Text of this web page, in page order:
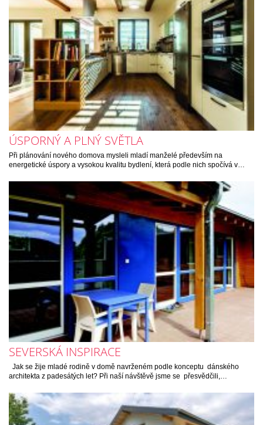
ÚSPORNÝ A PLNÝ SVĚTLA
Při plánování nového domova mysleli mladí manželé především na
energetické úspory a vysokou kvalitu bydlení, která podle nich spočívá v…
SEVERSKÁ INSPIRACE
Jak se žije mladé rodině v domě navrženém podle konceptu dánského
architekta z padesátých let? Při naší návštěvě jsme se přesvědčili,…